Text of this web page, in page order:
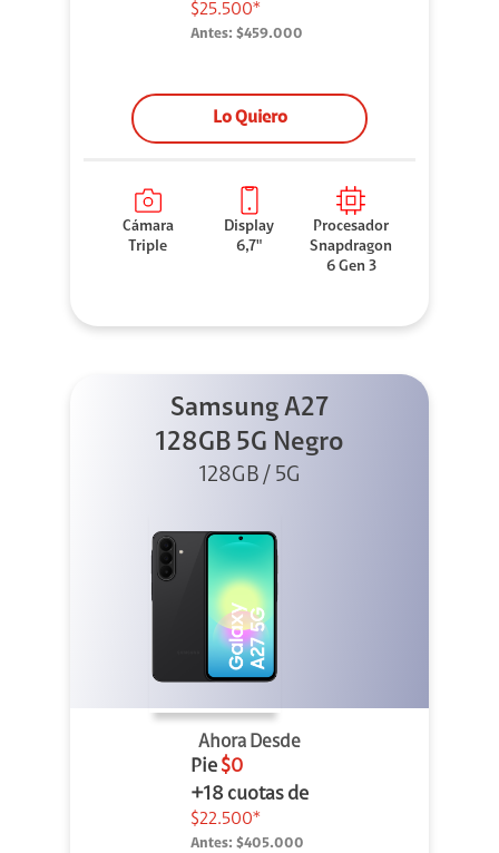
$25.500*
Antes: $459.000
Lo Quiero
Cámara
Triple
Display
6,7"
Procesador
Snapdragon
6 Gen 3
Samsung A27
128GB 5G Negro
128GB / 5G
Ahora Desde
Pie $0
+18 cuotas de
$22.500*
Antes: $405.000